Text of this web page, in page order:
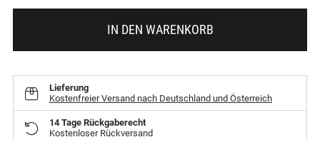
IN DEN WARENKORB
Lieferung
Kostenfreier Versand nach Deutschland und Österreich
14 Tage Rückgaberecht
Kostenloser Rückversand